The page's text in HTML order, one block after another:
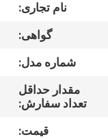
کارخانه
کنترل
نام تجاری:
گواهی:
شماره مدل:
مقدار حداقل
تعداد سفارش:
قیمت: